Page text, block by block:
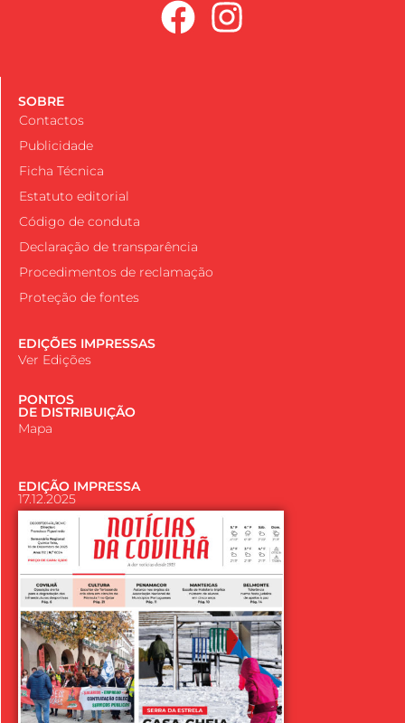
SOBRE
Contactos
Publicidade
Ficha Técnica
Estatuto editorial
Código de conduta
Declaração de transparência
Procedimentos de reclamação
Proteção de fontes
EDIÇÕES IMPRESSAS
Ver Edições
PONTOS
DE DISTRIBUIÇÃO
Mapa
EDIÇÃO IMPRESSA
17.12.2025